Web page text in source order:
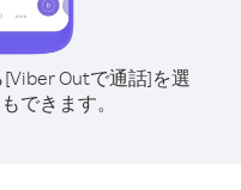
Outで通話]を選
できます。